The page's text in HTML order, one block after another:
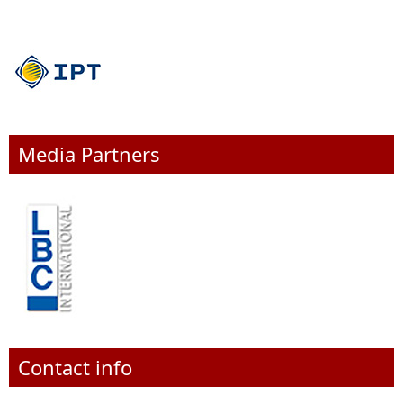
Media Partners
Contact info